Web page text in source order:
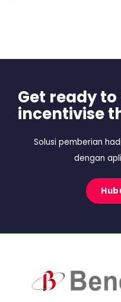
Get ready
incentivise
Solusi pemberian
dengan